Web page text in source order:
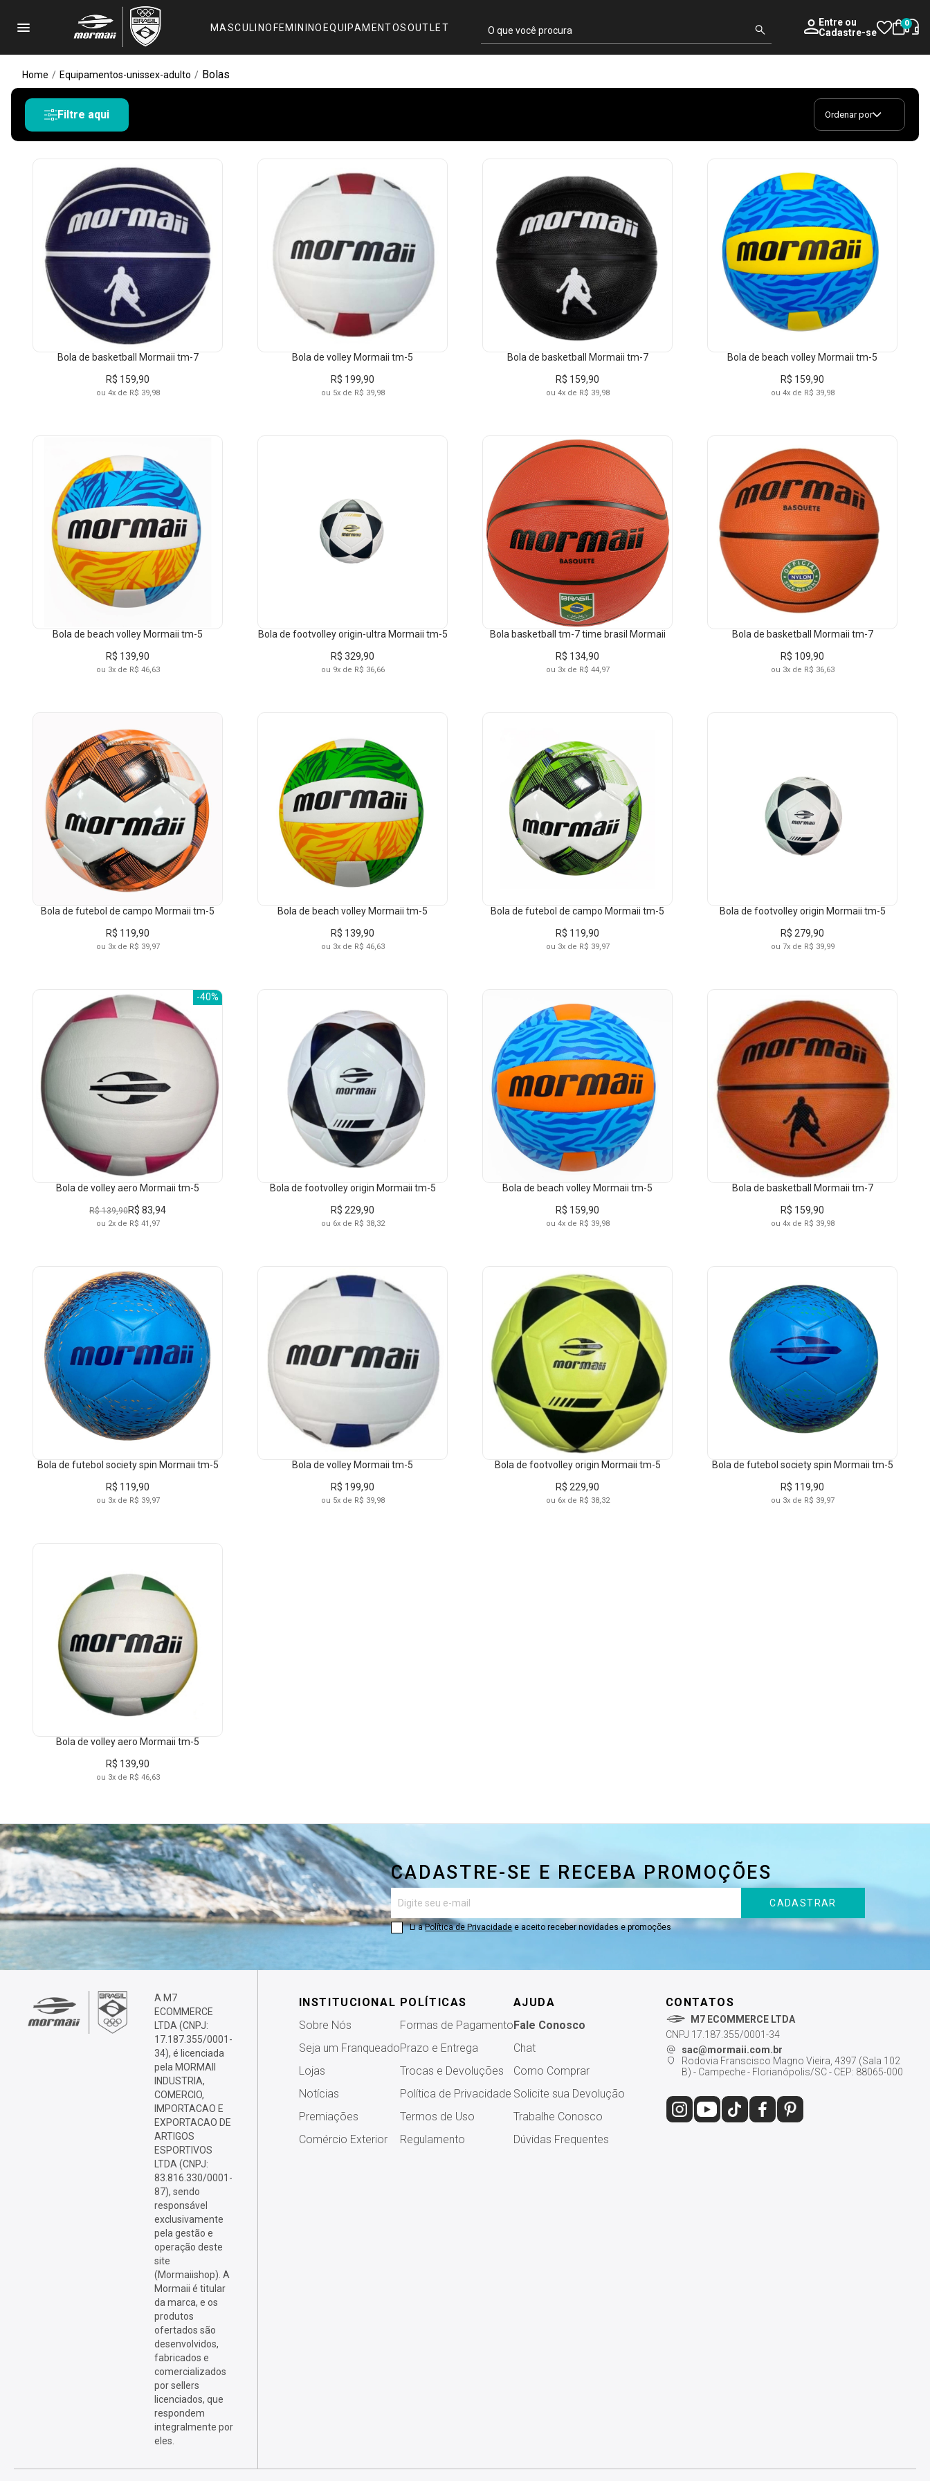
menu MASCULINOFEMININOEQUIPAMENTOSOUTLET Entreou
Cadastre-se
0
Home / Equipamentos-unissex-adulto / Bolas
Vôlei
Futevôlei
MARCAS
Mormaii AMARELO
AZUL
LARANJA
OFF-WHITE-PRETO
PRETO
ROSA
ESPORTIVA
TIME BRASIL INVERNO 24
ADULTO
PREÇO
de R$ 109,00 à R$ 153,90
de R$ 153,00 à R$ 197,90
de R$ 241,00 à R$ 285,90
Filtre aqui Ordenar por
Bola de basketball Mormaii tm-7
R$ 159,90
ou 4x de R$ 39,98
Bola de volley Mormaii tm-5
R$ 199,90
ou 5x de R$ 39,98
Bola de basketball Mormaii tm-7
R$ 159,90
ou 4x de R$ 39,98
Bola de beach volley Mormaii tm-5
R$ 159,90
ou 4x de R$ 39,98
Bola de beach volley Mormaii tm-5
R$ 139,90
ou 3x de R$ 46,63
Bola de footvolley origin-ultra Mormaii tm-5
R$ 329,90
ou 9x de R$ 36,66
Bola basketball tm-7 time brasil Mormaii
R$ 134,90
ou 3x de R$ 44,97
Bola de basketball Mormaii tm-7
R$ 109,90
ou 3x de R$ 36,63
Bola de futebol de campo Mormaii tm-5
R$ 119,90
ou 3x de R$ 39,97
Bola de beach volley Mormaii tm-5
R$ 139,90
ou 3x de R$ 46,63
Bola de futebol de campo Mormaii tm-5
R$ 119,90
ou 3x de R$ 39,97
Bola de footvolley origin Mormaii tm-5
R$ 279,90
ou 7x de R$ 39,99
-40%
Bola de volley aero Mormaii tm-5
R$ 139,90R$ 83,94
ou 2x de R$ 41,97
Bola de footvolley origin Mormaii tm-5
R$ 229,90
ou 6x de R$ 38,32
Bola de beach volley Mormaii tm-5
R$ 159,90
ou 4x de R$ 39,98
Bola de basketball Mormaii tm-7
R$ 159,90
ou 4x de R$ 39,98
Bola de futebol society spin Mormaii tm-5
R$ 119,90
ou 3x de R$ 39,97
Bola de volley Mormaii tm-5
R$ 199,90
ou 5x de R$ 39,98
Bola de footvolley origin Mormaii tm-5
R$ 229,90
ou 6x de R$ 38,32
Bola de futebol society spin Mormaii tm-5
R$ 119,90
ou 3x de R$ 39,97
Bola de volley aero Mormaii tm-5
R$ 139,90
ou 3x de R$ 46,63
CADASTRE-SE E RECEBA PROMOÇÕES
CADASTRAR
Li aPolítica de Privacidadee aceito receber novidades e promoções
A M7
ECOMMERCE
LTDA (CNPJ:
17.187.355/0001-
34), é licenciada
pela MORMAII
INDUSTRIA,
COMERCIO,
IMPORTACAO E
EXPORTACAO DE
ARTIGOS
ESPORTIVOS
LTDA (CNPJ:
83.816.330/0001-
87), sendo
responsável
exclusivamente
pela gestão e
operação deste
site
(Mormaiishop). A
Mormaii é titular
da marca, e os
produtos
ofertados são
desenvolvidos,
fabricados e
comercializados
por sellers
licenciados, que
respondem
integralmente por
eles.
INSTITUCIONAL
Sobre Nós
Seja um Franqueado
Lojas
Notícias
Premiações
Comércio Exterior
POLÍTICAS
Formas de Pagamento
Prazo e Entrega
Trocas e Devoluções
Política de Privacidade
Termos de Uso
Regulamento
AJUDA
Fale Conosco
Chat
Como Comprar
Solicite sua Devolução
Trabalhe Conosco
Dúvidas Frequentes
CONTATOS
M7 ECOMMERCE LTDA
CNPJ 17.187.355/0001-34
sac@mormaii.com.br
Rodovia Franscisco Magno Vieira, 4397 (Sala 102
B) - Campeche - Florianópolis/SC - CEP: 88065-000